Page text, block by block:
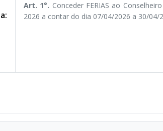
Art. 1°. Conceder FERIAS ao
2026 a contar do dia 07/04/2026 a 30/04/